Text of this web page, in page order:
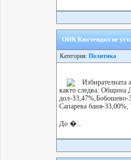
ОИК Кюстендил не
Категория: Политика
Избирателната
както следва: Община
дол-33,47%,Бобошево-
Сапарева баня-
До �...